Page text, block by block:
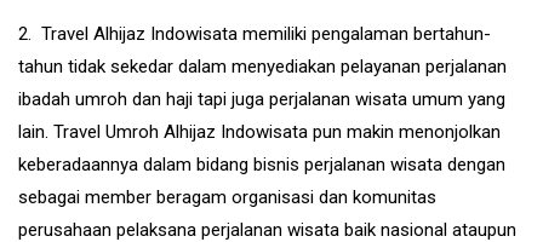
2. Travel Alhijaz Indowisata memiliki pengalaman bertahun-
tahun tidak sekedar dalam menyediakan pelayanan perjalanan
ibadah umroh dan haji tapi juga perjalanan wisata umum yang
lain. Travel Umroh Alhijaz Indowisata pun makin menonjolkan
keberadaannya dalam bidang bisnis perjalanan wisata dengan
sebagai member beragam organisasi dan komunitas
perusahaan pelaksana perjalanan wisata baik nasional ataupun